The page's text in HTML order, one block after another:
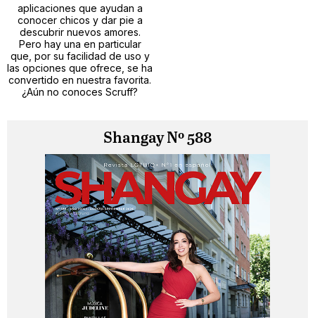
aplicaciones que ayudan a
conocer chicos y dar pie a
descubrir nuevos amores.
Pero hay una en particular
que, por su facilidad de uso y
las opciones que ofrece, se ha
convertido en nuestra favorita.
¿Aún no conoces Scruff?
Shangay Nº 588